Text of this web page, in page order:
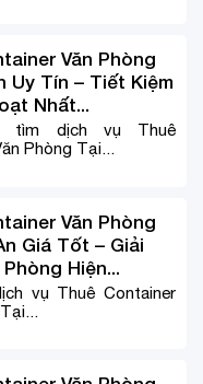
Văn Phòng
Uy Tín – Tiết Kiệm
Nhất...
tìm dịch vụ Thuê
Phòng Tại...
Văn Phòng
Giá Tốt – Giải
Hiện...
vụ Thuê Container